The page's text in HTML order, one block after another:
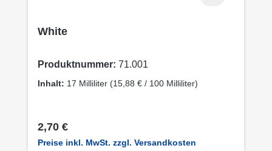
White
Produktnummer: 71.001
Inhalt: 17 Milliliter (15,88 € / 100 Milliliter)
Regulärer Preis:
2,70 €
Preise inkl. MwSt. zzgl. Versandkosten